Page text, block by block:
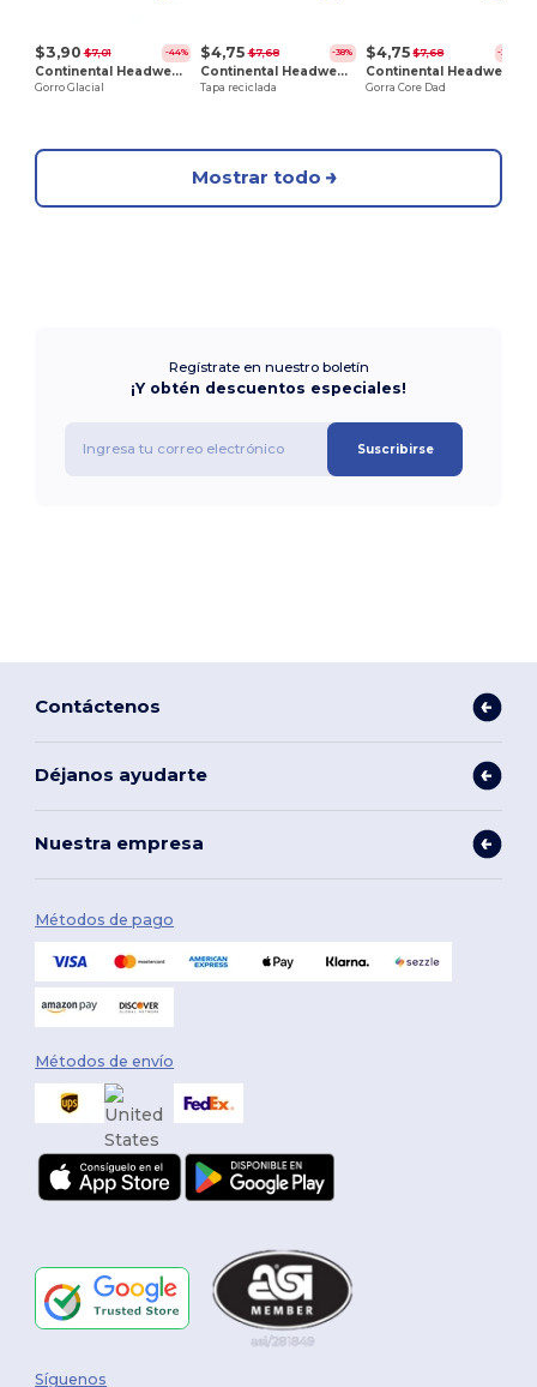
$3,90 $7,01 -44%
Continental Headwear 600
Gorro Glacial
$4,75 $7,68 -38%
Continental Headwear C6003
Tapa reciclada
$4,75 $7,68 -38%
Continental Headwear 1060
Gorra Core Dad
Mostrar todo
Regístrate en nuestro boletín
¡Y obtén descuentos especiales!
Suscribirse
Contáctenos
Déjanos ayudarte
Nuestra empresa
Métodos de pago
Métodos de envío
Síguenos